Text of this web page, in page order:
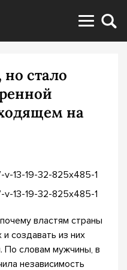
но стало
на
властям страны
создавать из них
По словам мужчины, в
независимость